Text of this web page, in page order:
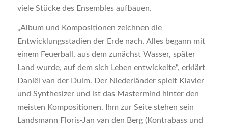
viele Stücke des Ensembles aufbauen.
„Album und Kompositionen zeichnen die
Entwicklungsstadien der Erde nach. Alles begann mit
einem Feuerball, aus dem zunächst Wasser, später
Land wurde, auf dem sich Leben entwickelte“, erklärt
Daniël van der Duim. Der Niederländer spielt Klavier
und Synthesizer und ist das Mastermind hinter den
meisten Kompositionen. Ihm zur Seite stehen sein
Landsmann Floris-Jan van den Berg (Kontrabass und